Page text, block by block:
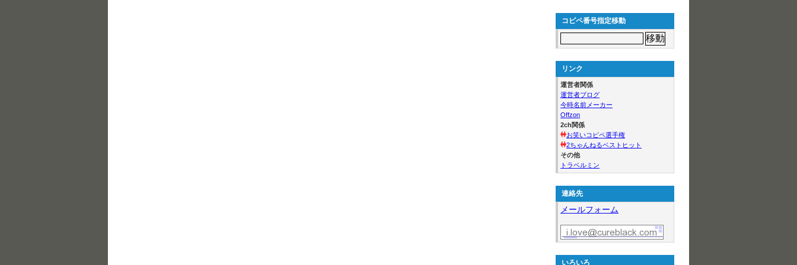
コピペ番号指定移動
リンク
運営者関係
運営者ブログ
今時名前メーカー
Offzon
2ch関係
お笑いコピペ選手権
2ちゃんねるベストヒット
その他
トラベルミン
連絡先
メールフォーム
いろいろ